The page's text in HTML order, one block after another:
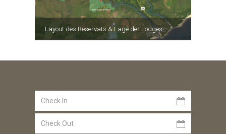
Layout des Reservats & Lage der Lodges